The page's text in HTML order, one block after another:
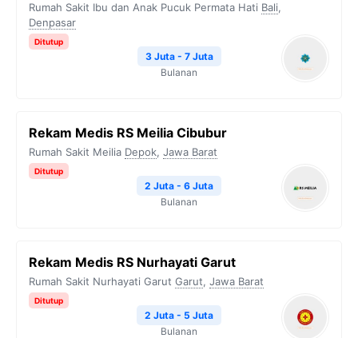
Rumah Sakit Ibu dan Anak Pucuk Permata Hati Bali,
Denpasar
Ditutup
3 Juta - 7 Juta
Bulanan
Rekam Medis RS Meilia Cibubur
Rumah Sakit Meilia Depok, Jawa Barat
Ditutup
2 Juta - 6 Juta
Bulanan
Rekam Medis RS Nurhayati Garut
Rumah Sakit Nurhayati Garut Garut, Jawa Barat
Ditutup
2 Juta - 5 Juta
Bulanan